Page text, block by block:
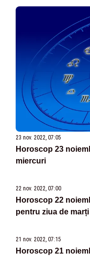
23 nov. 2022, 07:05
Horoscop 23
miercuri
22 nov. 2022, 07:00
Horoscop 22
pentru ziua de marți
21 nov. 2022, 07:15
Horoscop 21